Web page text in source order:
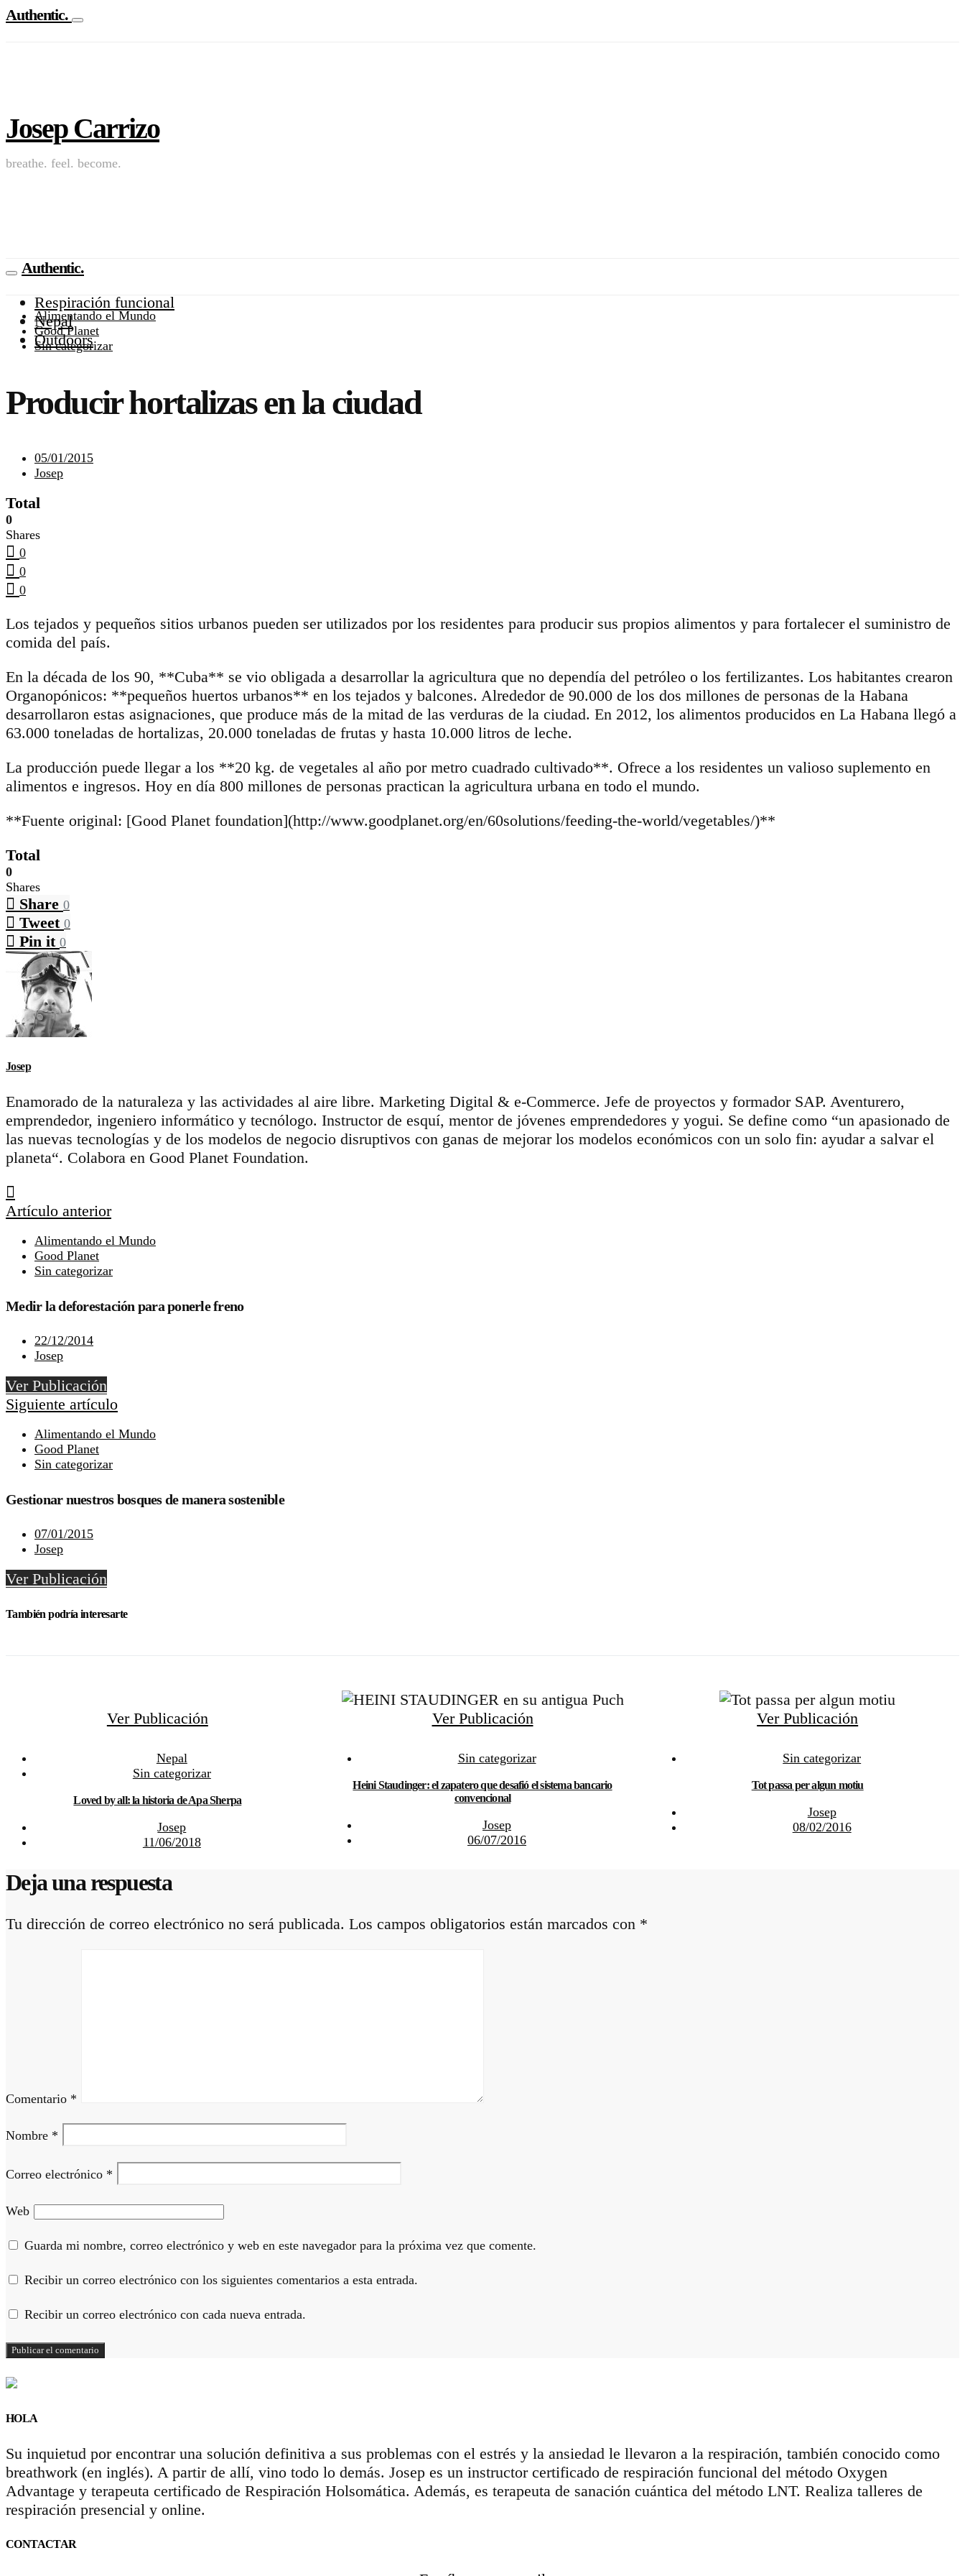
Authentic.
Josep Carrizo
breathe. feel. become.
Authentic.
Respiración funcional
Nepal
Outdoors
Alimentando el Mundo
Good Planet
Sin categorizar
Producir hortalizas en la ciudad
05/01/2015
Josep
Total
0
Shares
0
0
0
Los tejados y pequeños sitios urbanos pueden ser utilizados por los residentes para producir sus propios alimentos y para fortalecer el suministro de
comida del país.
En la década de los 90, **Cuba** se vio obligada a desarrollar la agricultura que no dependía del petróleo o los fertilizantes. Los habitantes crearon
Organopónicos: **pequeños huertos urbanos** en los tejados y balcones. Alrededor de 90.000 de los dos millones de personas de la Habana
desarrollaron estas asignaciones, que produce más de la mitad de las verduras de la ciudad. En 2012, los alimentos producidos en La Habana llegó a
63.000 toneladas de hortalizas, 20.000 toneladas de frutas y hasta 10.000 litros de leche.
La producción puede llegar a los **20 kg. de vegetales al año por metro cuadrado cultivado**. Ofrece a los residentes un valioso suplemento en
alimentos e ingresos. Hoy en día 800 millones de personas practican la agricultura urbana en todo el mundo.
**Fuente original: [Good Planet foundation](http://www.goodplanet.org/en/60solutions/feeding-the-world/vegetables/)**
Total
0
Shares
Share 0
Tweet 0
Pin it 0
Josep
Enamorado de la naturaleza y las actividades al aire libre. Marketing Digital & e-Commerce. Jefe de proyectos y formador SAP. Aventurero,
emprendedor, ingeniero informático y tecnólogo. Instructor de esquí, mentor de jóvenes emprendedores y yogui. Se define como “un apasionado de
las nuevas tecnologías y de los modelos de negocio disruptivos con ganas de mejorar los modelos económicos con un solo fin: ayudar a salvar el
planeta“. Colabora en Good Planet Foundation.
Artículo anterior
Alimentando el Mundo
Good Planet
Sin categorizar
Medir la deforestación para ponerle freno
22/12/2014
Josep
Ver Publicación
Siguiente artículo
Alimentando el Mundo
Good Planet
Sin categorizar
Gestionar nuestros bosques de manera sostenible
07/01/2015
Josep
Ver Publicación
También podría interesarte
Ver Publicación
Nepal
Sin categorizar
Loved by all: la historia de Apa Sherpa
Josep
11/06/2018
Ver Publicación
Sin categorizar
Heini Staudinger: el zapatero que desafió el sistema bancario
convencional
Josep
06/07/2016
Ver Publicación
Sin categorizar
Tot passa per algun motiu
Josep
08/02/2016
Deja una respuesta
Tu dirección de correo electrónico no será publicada. Los campos obligatorios están marcados con *
Comentario *
Nombre *
Correo electrónico *
Web
Guarda mi nombre, correo electrónico y web en este navegador para la próxima vez que comente.
Recibir un correo electrónico con los siguientes comentarios a esta entrada.
Recibir un correo electrónico con cada nueva entrada.
HOLA
Su inquietud por encontrar una solución definitiva a sus problemas con el estrés y la ansiedad le llevaron a la respiración, también conocido como
breathwork (en inglés). A partir de allí, vino todo lo demás. Josep es un instructor certificado de respiración funcional del método Oxygen
Advantage y terapeuta certificado de Respiración Holsomática. Además, es terapeuta de sanación cuántica del método LNT. Realiza talleres de
respiración presencial y online.
CONTACTAR